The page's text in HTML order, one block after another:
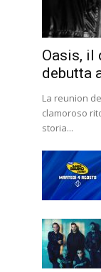
Oasis, il
debutta
La reunion
clamoroso
storia...